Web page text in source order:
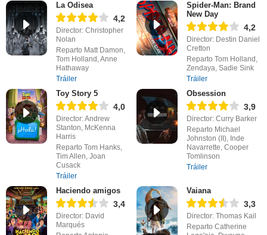
La Odisea
4,2
Director: Christopher
Nolan
Reparto Matt Damon,
Tom Holland, Anne
Hathaway
Tráiler
Spider-Man: Brand
New Day
4,2
Director: Destin Daniel
Cretton
Reparto Tom Holland,
Zendaya, Sadie Sink
Tráiler
Toy Story 5
4,0
Director: Andrew
Stanton, McKenna
Harris
Reparto Tom Hanks,
Tim Allen, Joan
Cusack
Tráiler
Obsession
3,9
Director: Curry Barker
Reparto Michael
Johnston (II), Inde
Navarrette, Cooper
Tomlinson
Tráiler
Haciendo amigos
3,4
Director: David
Marqués
Vaiana
3,3
Director: Thomas Kail
Reparto Catherine